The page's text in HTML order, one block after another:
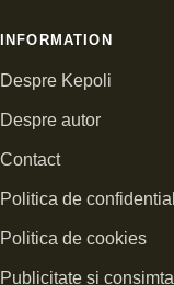
INFORMATION
Despre Kepoli
Despre autor
Contact
Politica de
Politica de cookies
Publicitate si